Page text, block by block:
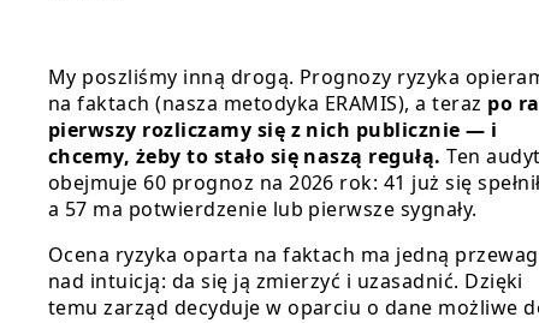
My poszliśmy inną drogą. Prognozy ryzyka
na faktach (nasza metodyka ERAMIS), a teraz po
pierwszy rozliczamy się z nich publicznie — i
chcemy, żeby to stało się naszą regułą. Ten
obejmuje 60 prognoz na 2026 rok: 41 już się
a 57 ma potwierdzenie lub pierwsze sygnały.
Ocena ryzyka oparta na faktach ma jedną
nad intuicją: da się ją zmierzyć i uzasadnić. Dzięki
temu zarząd decyduje w oparciu o dane możliwe